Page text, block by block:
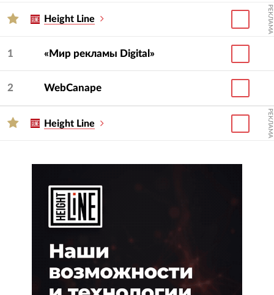
Height Line РЕКЛАМА
1 «Мир рекламы Digital»
2 WebCanape
Height Line РЕКЛАМА